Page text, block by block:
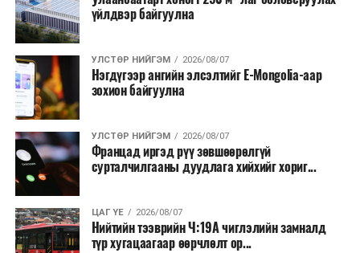
ӨМНӨХ МЭДЭЭ
Улаанбаатарт өдөртөө 4 хэм дулаан
салбар бүрдээ урсгал зардлыг 20 хувиар бууруулах,
нөхөн томилгоо хийхгүй байх, аялал, амралт, зугаалга,
хамт олны урлаг, спортын арга хэмжээг зохион
байгуулахгүй байх, төрийн албанд шинэ орон тоо бий
болгохгүй байх, эрчим хүчний хэрэглээг хэмнэх, хурал,
сургалтыг цахим хэлбэрт шилжүүлэх, төрийн албан
хаагчдыг зарим өдрүүдэд цахимаар ажиллуулах арга
хэмжээг үргэлжлүүлэхийг үүрэг болголоо.
Төсвийн сахилга бат сайжирч, эдийн засгийн нөхцөл
хязгаарлалтыг үе шаттайгаар сулруулах юм.
үйлдвэр байгуулна
УЛСТӨР НИЙГЭМ 2026/08/07
Нэгдүгээр ангийн элсэлтийг E-Mongolia-аар
зохион байгуулна
УЛСТӨР НИЙГЭМ 2026/08/07
Францад иргэд рүү зөвшөөрөлгүй
сурталчилгааны дуудлага хийхийг хориг...
ЦАГ ҮЕ 2026/08/07
Нийтийн тээврийн Ч:19А чиглэлийн замналд
түр хугацаагаар өөрчлөлт ор...